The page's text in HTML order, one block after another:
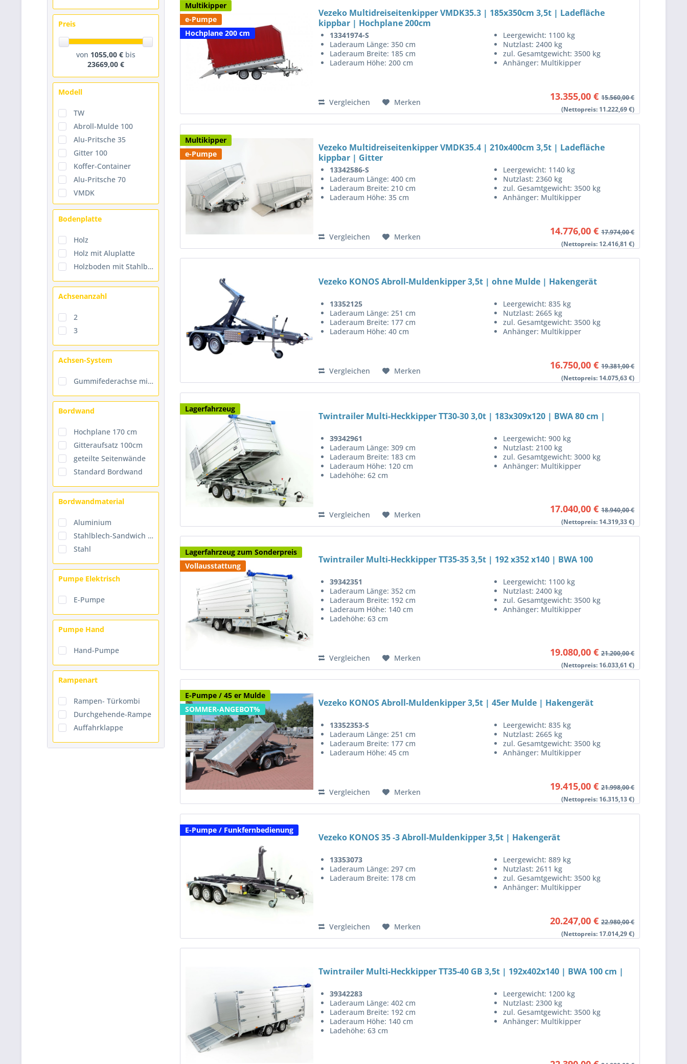
Preis
von 1055,00 € bis
23669,00 €
Modell
TW
Abroll-Mulde 100
Alu-Pritsche 35
Gitter 100
Koffer-Container
Alu-Pritsche 70
VMDK
Bodenplatte
Holz
Holz mit Aluplatte
Holzboden mit Stahlblech belegt
Achsenanzahl
2
3
Achsen-System
Gummifederachse mit Einzelradfederung, wartungsfrei
Bordwand
Hochplane 170 cm
Gitteraufsatz 100cm
geteilte Seitenwände
Standard Bordwand
Bordwandmaterial
Aluminium
Stahlblech-Sandwich 50
Stahl
Pumpe Elektrisch
E-Pumpe
Pumpe Hand
Hand-Pumpe
Rampenart
Rampen- Türkombi
Durchgehende-Rampe
Auffahrklappe
Multikipper
e-Pumpe
Hochplane 200 cm
Vezeko Multidreiseitenkipper VMDK35.3 | 185x350cm 3,5t | Ladefläche
kippbar | Hochplane 200cm
13341974-S
Laderaum Länge: 350 cm
Laderaum Breite: 185 cm
Laderaum Höhe: 200 cm
Leergewicht: 1100 kg
Nutzlast: 2400 kg
zul. Gesamtgewicht: 3500 kg
Anhänger: Multikipper
13.355,00 € 15.560,00 €
(Nettopreis: 11.222,69 €)
Vergleichen Merken
Multikipper
e-Pumpe
Vezeko Multidreiseitenkipper VMDK35.4 | 210x400cm 3,5t | Ladefläche
kippbar | Gitter
13342586-S
Laderaum Länge: 400 cm
Laderaum Breite: 210 cm
Laderaum Höhe: 35 cm
Leergewicht: 1140 kg
Nutzlast: 2360 kg
zul. Gesamtgewicht: 3500 kg
Anhänger: Multikipper
14.776,00 € 17.974,00 €
(Nettopreis: 12.416,81 €)
Vergleichen Merken
Vezeko KONOS Abroll-Muldenkipper 3,5t | ohne Mulde | Hakengerät
13352125
Laderaum Länge: 251 cm
Laderaum Breite: 177 cm
Laderaum Höhe: 40 cm
Leergewicht: 835 kg
Nutzlast: 2665 kg
zul. Gesamtgewicht: 3500 kg
Anhänger: Multikipper
16.750,00 € 19.381,00 €
(Nettopreis: 14.075,63 €)
Vergleichen Merken
Lagerfahrzeug
Twintrailer Multi-Heckkipper TT30-30 3,0t | 183x309x120 | BWA 80 cm |
39342961
Laderaum Länge: 309 cm
Laderaum Breite: 183 cm
Laderaum Höhe: 120 cm
Ladehöhe: 62 cm
Leergewicht: 900 kg
Nutzlast: 2100 kg
zul. Gesamtgewicht: 3000 kg
Anhänger: Multikipper
17.040,00 € 18.940,00 €
(Nettopreis: 14.319,33 €)
Vergleichen Merken
Lagerfahrzeug zum Sonderpreis
Vollausstattung
Twintrailer Multi-Heckkipper TT35-35 3,5t | 192 x352 x140 | BWA 100
39342351
Laderaum Länge: 352 cm
Laderaum Breite: 192 cm
Laderaum Höhe: 140 cm
Ladehöhe: 63 cm
Leergewicht: 1100 kg
Nutzlast: 2400 kg
zul. Gesamtgewicht: 3500 kg
Anhänger: Multikipper
19.080,00 € 21.200,00 €
(Nettopreis: 16.033,61 €)
Vergleichen Merken
E-Pumpe / 45 er Mulde
SOMMER-ANGEBOT%
Vezeko KONOS Abroll-Muldenkipper 3,5t | 45er Mulde | Hakengerät
13352353-S
Laderaum Länge: 251 cm
Laderaum Breite: 177 cm
Laderaum Höhe: 45 cm
Leergewicht: 835 kg
Nutzlast: 2665 kg
zul. Gesamtgewicht: 3500 kg
Anhänger: Multikipper
19.415,00 € 21.998,00 €
(Nettopreis: 16.315,13 €)
Vergleichen Merken
E-Pumpe / Funkfernbedienung
Vezeko KONOS 35 -3 Abroll-Muldenkipper 3,5t | Hakengerät
13353073
Laderaum Länge: 297 cm
Laderaum Breite: 178 cm
Leergewicht: 889 kg
Nutzlast: 2611 kg
zul. Gesamtgewicht: 3500 kg
Anhänger: Multikipper
20.247,00 € 22.980,00 €
(Nettopreis: 17.014,29 €)
Vergleichen Merken
Twintrailer Multi-Heckkipper TT35-40 GB 3,5t | 192x402x140 | BWA 100 cm |
39342283
Laderaum Länge: 402 cm
Laderaum Breite: 192 cm
Laderaum Höhe: 140 cm
Ladehöhe: 63 cm
Leergewicht: 1200 kg
Nutzlast: 2300 kg
zul. Gesamtgewicht: 3500 kg
Anhänger: Multikipper